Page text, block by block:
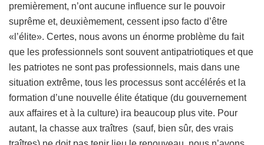
premièrement, n’ont aucune influence sur le pouvoir
suprême et, deuxièmement, cessent ipso facto d’être
«l’élite». Certes, nous avons un énorme problème du fait
que les professionnels sont souvent antipatriotiques et que
les patriotes ne sont pas professionnels, mais dans une
situation extrême, tous les processus sont accélérés et la
formation d’une nouvelle élite étatique (du gouvernement
aux affaires et à la culture) ira beaucoup plus vite. Pour
autant, la chasse aux traîtres (sauf, bien sûr, des vrais